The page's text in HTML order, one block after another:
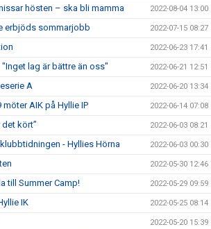
hösten – ska bli mamma 2022-08-04 13:00
erbjöds sommarjobb 2022-07-15 08:27
2022-06-23 17:41
lag är bättre än oss" 2022-06-21 12:51
A 2022-06-20 13:34
möter AIK på Hyllie IP 2022-06-14 07:08
kört” 2022-06-03 08:21
- Hyllies Hörna 2022-06-03 00:30
2022-05-30 12:46
till Summer Camp! 2022-05-29 09:59
IK 2022-05-25 08:14
2022-05-20 15:39